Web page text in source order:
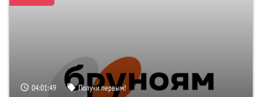
04:01:48 Получи первым!